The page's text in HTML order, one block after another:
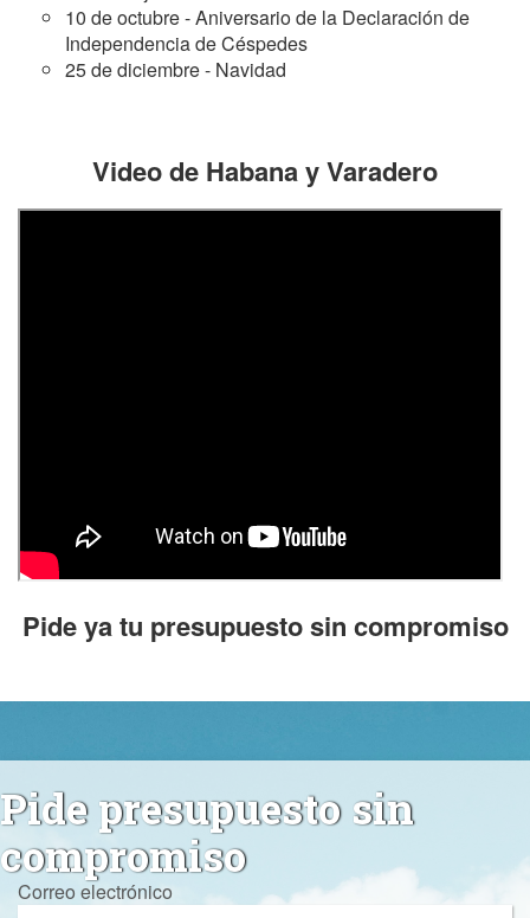
10 de octubre - Aniversario de la Declaración de
Independencia de Céspedes
25 de diciembre - Navidad
Video de Habana y Varadero
Pide ya tu presupuesto sin compromiso
Pide presupuesto sin
compromiso
Correo electrónico